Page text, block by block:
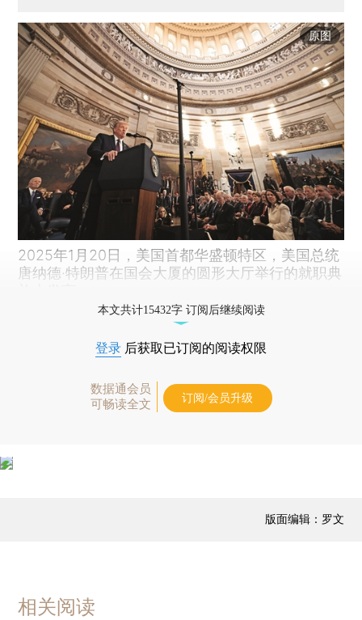
原图
2025年1月20日，美国首都华盛顿特区，美国总统
唐纳德·特朗普在国会大厦的圆形大厅举行的就职典
本文共计15432字 订阅后继续阅读
登录 后获取已订阅的阅读权限
数据通会员
可畅读全文
订阅/会员升级
版面编辑：罗文
相关阅读